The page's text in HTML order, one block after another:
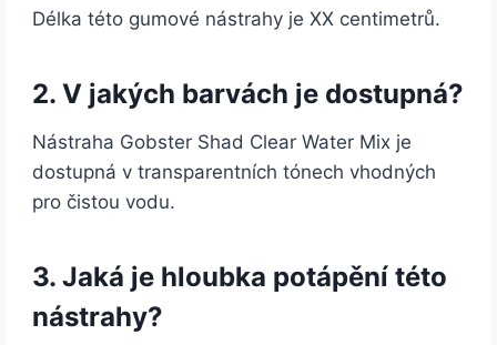
Délka této gumové nástrahy je XX centimetrů.
2. V jakých barvách je dostupná?
Nástraha Gobster Shad Clear Water Mix je
dostupná v transparentních tónech vhodných
pro čistou vodu.
3. Jaká je hloubka potápění této
nástrahy?